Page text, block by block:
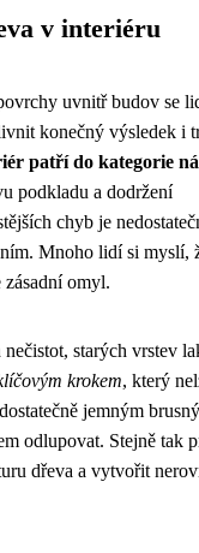
v interiéru
uvnitř budov se
konečný výsledek i
patří do kategorie
podkladu a dodržení
chyb je
Mnoho lidí si myslí,
zásadní omyl.
starých vrstev
krokem, který
jemným
odlupovat. Stejně tak
dřeva a vytvořit